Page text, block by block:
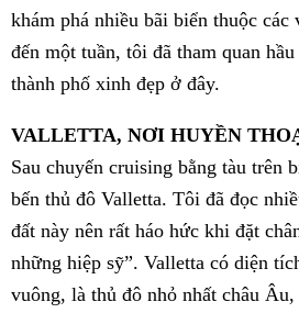
khám phá nhiều bãi biển thuộc các
đến một tuần, tôi đã tham quan
thành phố xinh đẹp ở đây.
VALLETTA, NƠI HUYỀN
Sau chuyến cruising bằng tàu trên
bến thủ đô Valletta. Tôi đã đọc
đất này nên rất háo hức khi đặt
những hiệp sỹ”. Valletta có diện
vuông, là thủ đô nhỏ nhất châu